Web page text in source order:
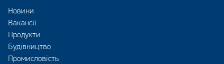
Новини
Вакансії
Продукти
Будівництво
Промисловість